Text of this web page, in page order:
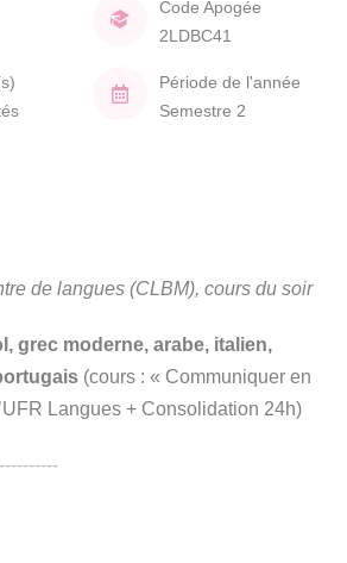
Code Apogée
2LDBC41
Période de l'année
Semestre 2
de langues (CLBM), cours du soir
grec moderne, arabe, italien,
(cours : « Communiquer en
Langues + Consolidation 24h)